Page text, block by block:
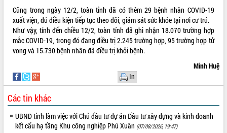
Khám bệnh, cấp phát thuốc miễn phí
và tặng quà người dân xã Cư Pui
Hội nghị UBND tỉnh Đắk Lắk thường kỳ
tháng 7/2026
Lễ truy tặng danh hiệu “Bà Mẹ Việt
Lao động
UBND tỉnh Đắk Lắk triển khai nhiệm
vụ 6 tháng cuối năm 2026
Kỳ họp thứ Hai, Hội đồng nhân dân
tỉnh khóa XI quyết nghị nhiều nội dung
quan trọng
ALBUM ẢNH
Cũng trong ngày 12/2, toàn tỉnh đã có thêm 29 bệnh nhân COVID-19
xuất viện, đủ điều kiện tiếp tục theo dõi, giám sát sức khỏe tại nơi cư trú.
Như vậy, tính đến chiều 12/2, toàn tỉnh đã ghi nhận 18.070 trường hợp
mắc COVID-19, trong đó đang điều trị 2.245 trường hợp, 95 trường hợp tử
vong và 15.730 bệnh nhân đã điều trị khỏi bệnh.
Minh Huệ
In
Các tin khác
UBND tỉnh làm việc với Chủ đầu tư dự án Đầu tư xây dựng và kinh doanh
kết cấu hạ tầng Khu công nghiệp Phú Xuân (07/08/2026, 19:47)